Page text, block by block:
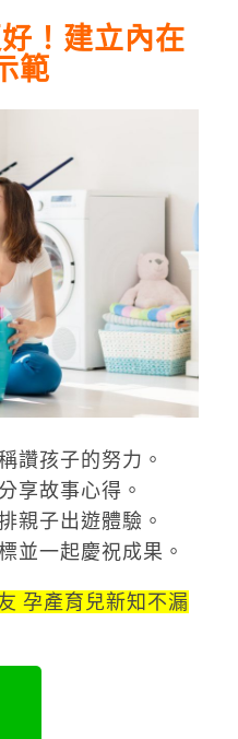
！建立內在
範
讚孩子的努力。
享故事心得。
親子出遊體驗。
並一起慶祝成果。
孕產育兒新知不漏